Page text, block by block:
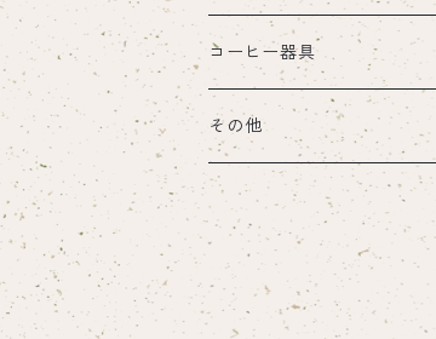
ノーマル
デカフェ(カフェインレス)
ノーマル
コーヒー器具
その他